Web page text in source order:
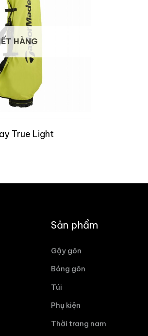
HÀNG
True Light
Sản phẩm
Gậy gôn
Bóng gôn
Túi
Phụ kiện
Thời trang nam